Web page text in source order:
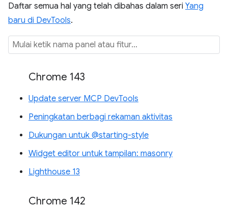
Daftar semua hal yang telah dibahas dalam seri Yang
baru di DevTools.
Chrome 143
Update server MCP DevTools
Peningkatan berbagi rekaman aktivitas
Dukungan untuk @starting-style
Widget editor untuk tampilan: masonry
Lighthouse 13
Chrome 142